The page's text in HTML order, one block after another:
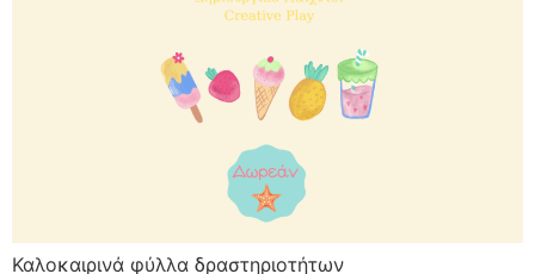
Καλοκαιρινά φύλλα δραστηριοτήτων